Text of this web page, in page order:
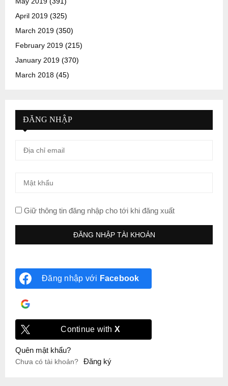
April 2019 (325)
March 2019 (350)
February 2019 (215)
January 2019 (370)
March 2018 (45)
ĐĂNG NHẬP
Giữ thông tin đăng nhập cho tới khi đăng xuất
Đăng nhập với Facebook
Continue with X
Quên mật khẩu?
Chưa có tài khoản? Đăng ký